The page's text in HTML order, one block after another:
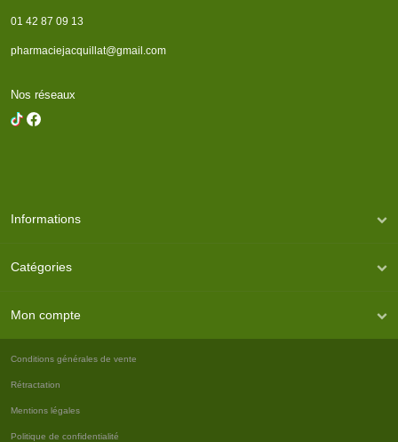
01 42 87 09 13
pharmaciejacquillat@gmail.com
Nos réseaux
Informations
Catégories
Mon compte
Conditions générales de vente
Rétractation
Mentions légales
Politique de confidentialité